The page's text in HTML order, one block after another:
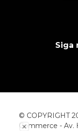
Siga
© COPYRIGHT
Commerce - Av.